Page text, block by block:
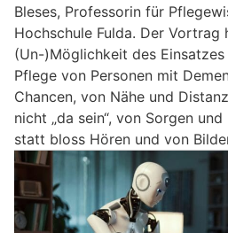
Bleses, Professorin für
Hochschule Fulda. Der Vortrag
(Un-)Möglichkeit des
Pflege von Personen mit
Chancen, von Nähe und
nicht „da sein“, von Sorgen
statt bloss Hören und von